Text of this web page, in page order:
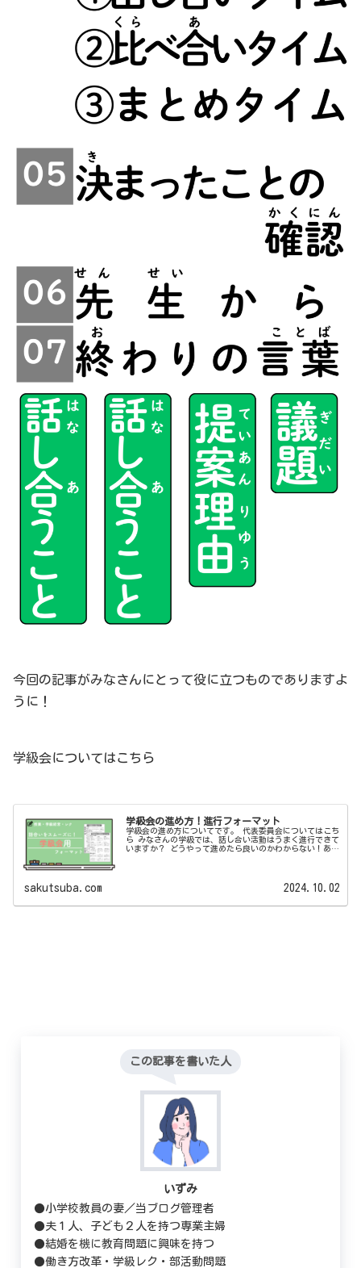
今回の記事がみなさんにとって役に立つものでありますよ
うに！
学級会についてはこちら
学級会の進め方！進行フォーマット
学級会の進め方についてです。 代表委員会についてはこち
ら みなさんの学級では、話し合い活動はうまく進行できて
いますか？ どうやって進めたら良いのかわからない！あま
sakutsuba.com 2024.10.02
この記事を書いた人
いずみ
●小学校教員の妻／当ブログ管理者
●夫１人、子ども２人を持つ専業主婦
●結婚を機に教育問題に興味を持つ
●働き方改革・学級レク・部活動問題